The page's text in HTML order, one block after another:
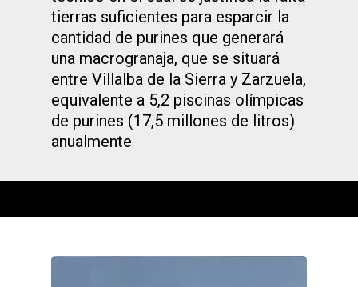
tierras suficientes para esparcir la
cantidad de purines que generará
una macrogranaja, que se situará
entre Villalba de la Sierra y Zarzuela,
equivalente a 5,2 piscinas olímpicas
de purines (17,5 millones de litros)
anualmente